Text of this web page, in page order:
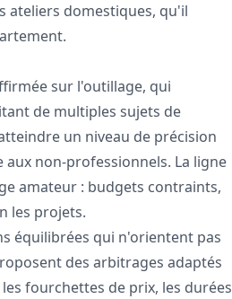
ateliers domestiques, qu'il
sur l'outillage, qui
de multiples sujets de
un niveau de précision
non-professionnels. La ligne
amateur : budgets contraints,
les projets.
équilibrées qui n'orientent pas
des arbitrages adaptés
fourchettes de prix, les durées